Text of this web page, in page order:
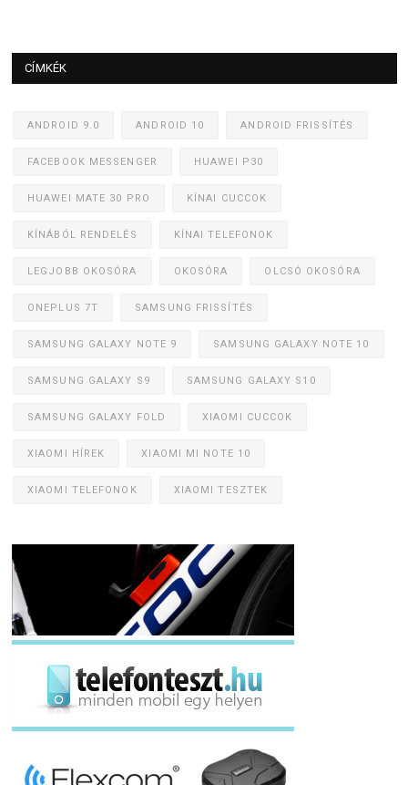
CÍMKÉK
ANDROID 9.0 ANDROID 10 ANDROID FRISSÍTÉS
FACEBOOK MESSENGER HUAWEI P30
HUAWEI MATE 30 PRO KÍNAI CUCCOK
KÍNÁBÓL RENDELÉS KÍNAI TELEFONOK
LEGJOBB OKOSÓRA OKOSÓRA OLCSÓ OKOSÓRA
ONEPLUS 7T SAMSUNG FRISSÍTÉS
SAMSUNG GALAXY NOTE 9 SAMSUNG GALAXY NOTE 10
SAMSUNG GALAXY S9 SAMSUNG GALAXY S10
SAMSUNG GALAXY FOLD XIAOMI CUCCOK
XIAOMI HÍREK XIAOMI MI NOTE 10
XIAOMI TELEFONOK XIAOMI TESZTEK